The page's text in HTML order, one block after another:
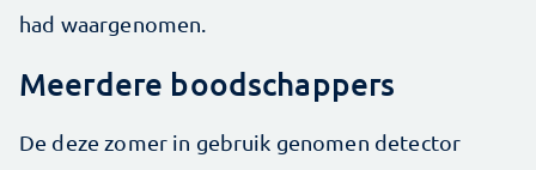
had waargenomen.
Meerdere boodschappers
De deze zomer in gebruik genomen detector